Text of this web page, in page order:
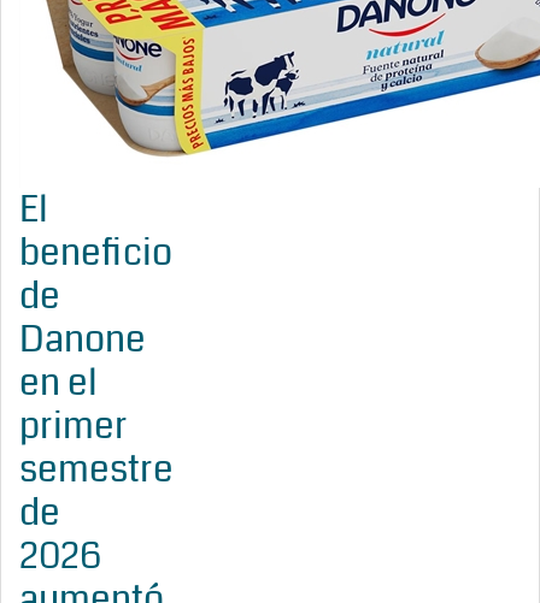
El
beneficio
de
Danone
en el
primer
semestre
de
2026